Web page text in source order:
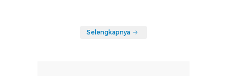
Selengkapnya